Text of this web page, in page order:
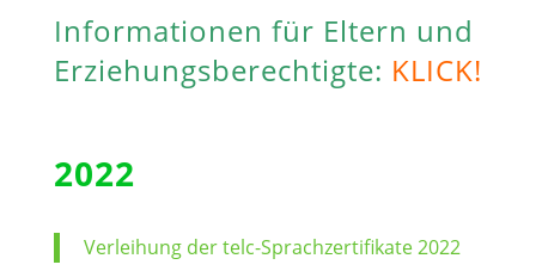
Informationen für Eltern und
Erziehungsberechtigte: KLICK!
2022
Verleihung der telc-Sprachzertifikate 2022